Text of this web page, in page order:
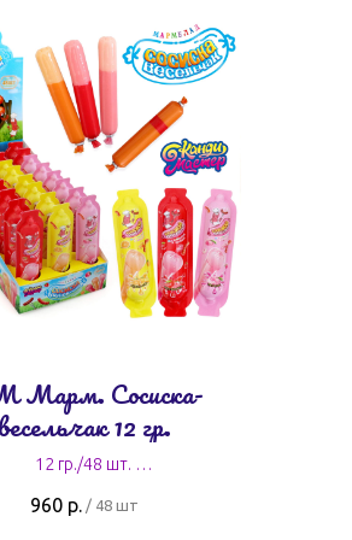
Сосиска-
весельчак 12 гр.
12 гр./48 шт.
960 р. / 48 шт